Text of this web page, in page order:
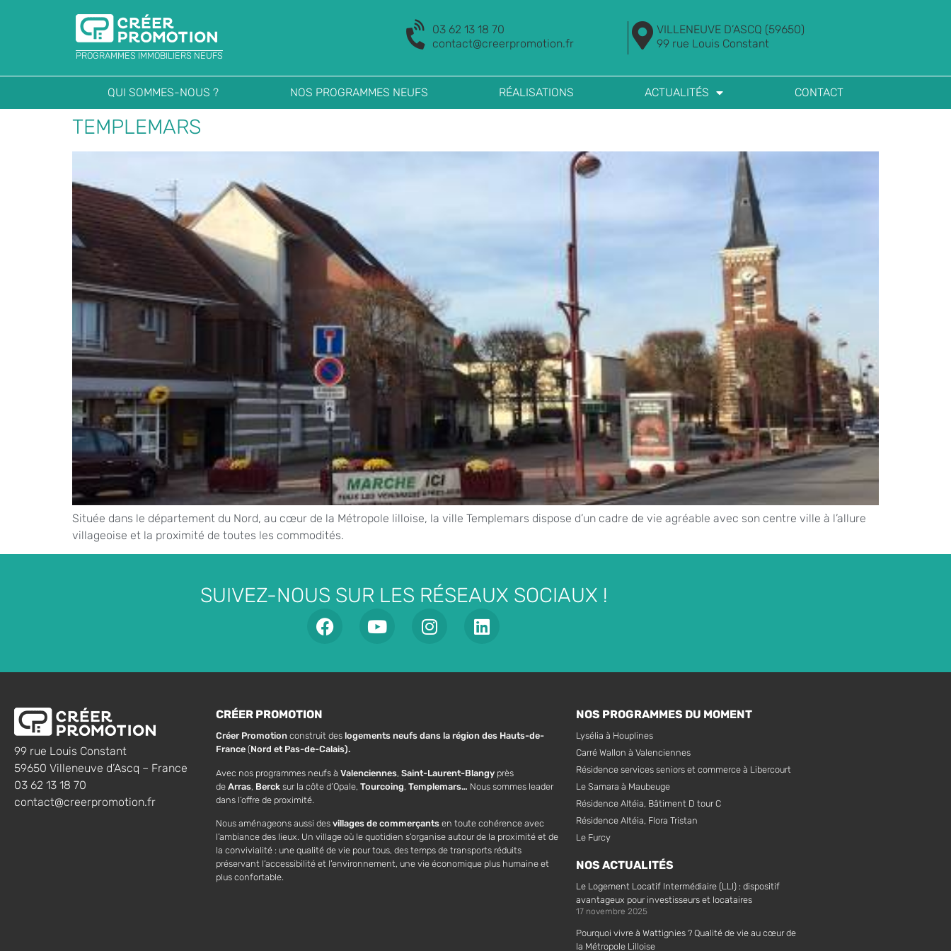
PROGRAMMES IMMOBILIERS NEUFS
03 62 13 18 70
contact@creerpromotion.fr
VILLENEUVE D’ASCQ (59650)
99 rue Louis Constant
QUI SOMMES-NOUS ? NOS PROGRAMMES NEUFS RÉALISATIONS ACTUALITÉS CONTACT
TEMPLEMARS
Située dans le département du Nord, au cœur de la Métropole lilloise, la ville Templemars dispose d’un cadre de vie agréable avec son centre ville à l’allure
villageoise et la proximité de toutes les commodités.
SUIVEZ-NOUS SUR LES RÉSEAUX SOCIAUX !
99 rue Louis Constant
59650 Villeneuve d’Ascq – France
03 62 13 18 70
contact@creerpromotion.fr
CRÉER PROMOTION
Créer Promotion construit des logements neufs dans la région des Hauts-de-
France (Nord et Pas-de-Calais).
Avec nos programmes neufs à Valenciennes, Saint-Laurent-Blangy près
de Arras, Berck sur la côte d’Opale, Tourcoing, Templemars… Nous sommes leader
dans l’offre de proximité.
Nous aménageons aussi des villages de commerçants en toute cohérence avec
l’ambiance des lieux. Un village où le quotidien s’organise autour de la proximité et de
la convivialité : une qualité de vie pour tous, des temps de transports réduits
préservant l’accessibilité et l’environnement, une vie économique plus humaine et
plus confortable.
NOS PROGRAMMES DU MOMENT
Lysélia à Houplines
Carré Wallon à Valenciennes
Résidence services seniors et commerce à Libercourt
Le Samara à Maubeuge
Résidence Altéia, Bâtiment D tour C
Résidence Altéia, Flora Tristan
Le Furcy
NOS ACTUALITÉS
Le Logement Locatif Intermédiaire (LLI) : dispositif
avantageux pour investisseurs et locataires
17 novembre 2025
Pourquoi vivre à Wattignies ? Qualité de vie au cœur de
la Métropole Lilloise